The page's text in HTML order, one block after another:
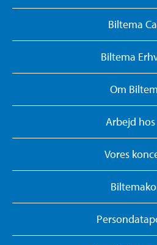
Biltema
Biltema
Om
Arbejd hos
Vores